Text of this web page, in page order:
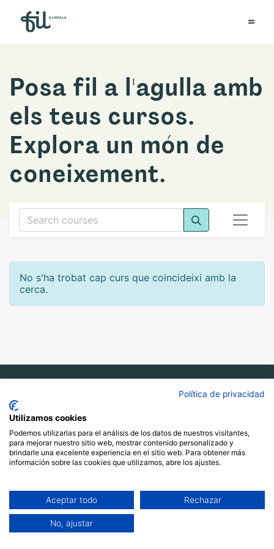
Posa fil a l'agulla amb
els teus cursos.
Explora un món de
coneixement.
No s'ha trobat cap curs que coincideixi amb la
cerca.
Carrer de Sants, 10. Barcelona
654 070 358
Fil a l'agulla SCCL
Política de privacidad
Utilizamos cookies
Podemos utilizarlas para el análisis de los datos de nuestros visitantes,
para mejorar nuestro sitio web, mostrar contenido personalizado y
brindarle una excelente experiencia en el sitio web. Para obtener más
información sobre las cookies que utilizamos, abre los ajustes.
Aceptar todo Rechazar
No, ajustar